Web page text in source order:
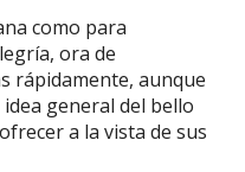
como para
ora de
rápidamente, aunque
general del bello
a la vista de sus